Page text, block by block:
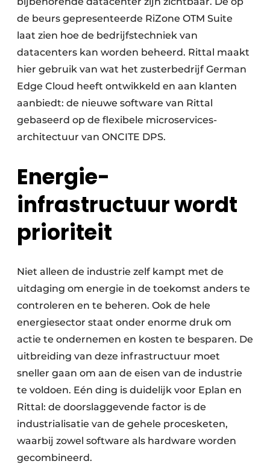
de beurs gepresenteerde RiZone OTM Suite
laat zien hoe de bedrijfstechniek van
datacenters kan worden beheerd. Rittal maakt
hier gebruik van wat het zusterbedrijf German
Edge Cloud heeft ontwikkeld en aan klanten
aanbiedt: de nieuwe software van Rittal
gebaseerd op de flexibele microservices-
architectuur van ONCITE DPS.
Energie-
infrastructuur wordt
prioriteit
Niet alleen de industrie zelf kampt met de
uitdaging om energie in de toekomst anders te
controleren en te beheren. Ook de hele
energiesector staat onder enorme druk om
actie te ondernemen en kosten te besparen. De
uitbreiding van deze infrastructuur moet
sneller gaan om aan de eisen van de industrie
te voldoen. Eén ding is duidelijk voor Eplan en
Rittal: de doorslaggevende factor is de
industrialisatie van de gehele procesketen,
waarbij zowel software als hardware worden
gecombineerd.